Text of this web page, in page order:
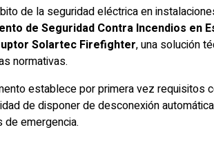
de la seguridad eléctrica en
de Seguridad Contra Incendios en
Solartec Firefighter, una solución
normativas.
establece por primera vez requisitos
de disponer de desconexión
de emergencia.